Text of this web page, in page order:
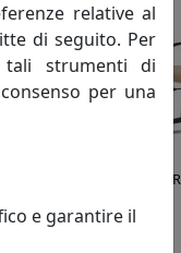
POLTRONA
relative al
di seguito. Per
strumenti di
per una
e garantire il